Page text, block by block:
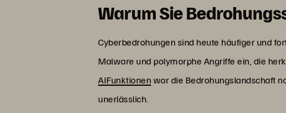
Warum Sie
Cyberbedrohungen sind heute häufiger und
Malware und polymorphe Angriffe ein, die
AIFunktionen war die Bedrohungslandschaft
unerlässlich.